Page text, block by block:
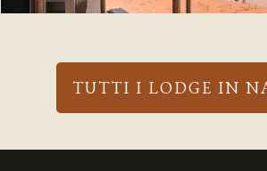
TUTTI I LODGE IN